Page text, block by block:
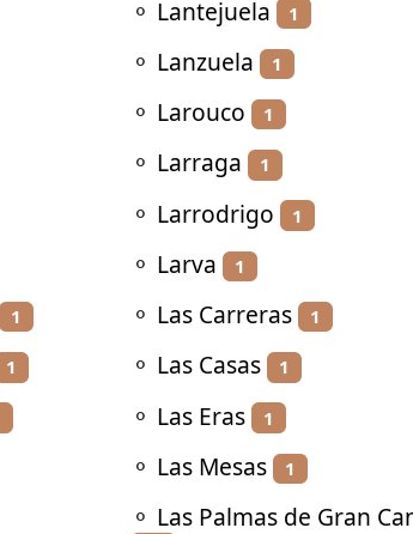
1
1
⚬ Lantejuela 1
⚬ Lanzuela 1
⚬ Larouco 1
⚬ Larraga 1
⚬ Larrodrigo 1
⚬ Larva 1
⚬ Las Carreras 1
⚬ Las Casas 1
⚬ Las Eras 1
⚬ Las Mesas 1
⚬ Las Palmas de Gran